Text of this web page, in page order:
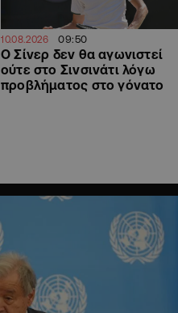
10.08.2026 09:50
Ο Σίνερ δεν θα αγωνιστεί
ούτε στο Σινσινάτι λόγω
προβλήματος στο γόνατο